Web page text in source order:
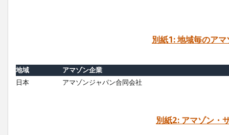
別紙1: 地域毎のア
地域
アマゾン企業
日本
アマゾンジャパン合同会社
別紙2: アマゾン・